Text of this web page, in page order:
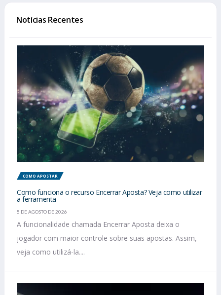
Notícias Recentes
COMO APOSTAR
Como funciona o recurso Encerrar Aposta? Veja como utilizar
a ferramenta
5 DE AGOSTO DE 2026
A funcionalidade chamada Encerrar Aposta deixa o
jogador com maior controle sobre suas apostas. Assim,
veja como utilizá-la....